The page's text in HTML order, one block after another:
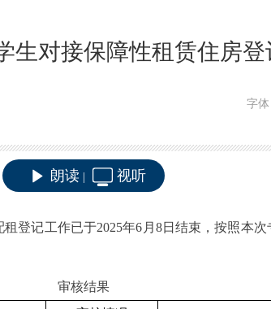
生对接保障性租赁住房
字体
朗读 视听
租登记工作已于2025年6月 8日结束，按照本次
审核结果